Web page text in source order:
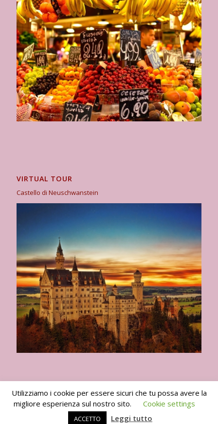
VIRTUAL TOUR
Castello di Neuschwanstein
I Viaggi del Goloso 2010 -2024 -powered by Enfold WordPress Theme
Utilizziamo i cookie per essere sicuri che tu possa avere la
migliore esperienza sul nostro sito.
Cookie settings
ACCETTO Leggi tutto